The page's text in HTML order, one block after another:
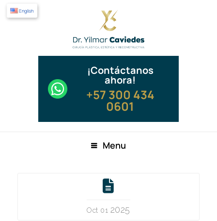
¡Contáctanos
ahora!
+57 300 434
0601
English
Menu
Oct 01 2025